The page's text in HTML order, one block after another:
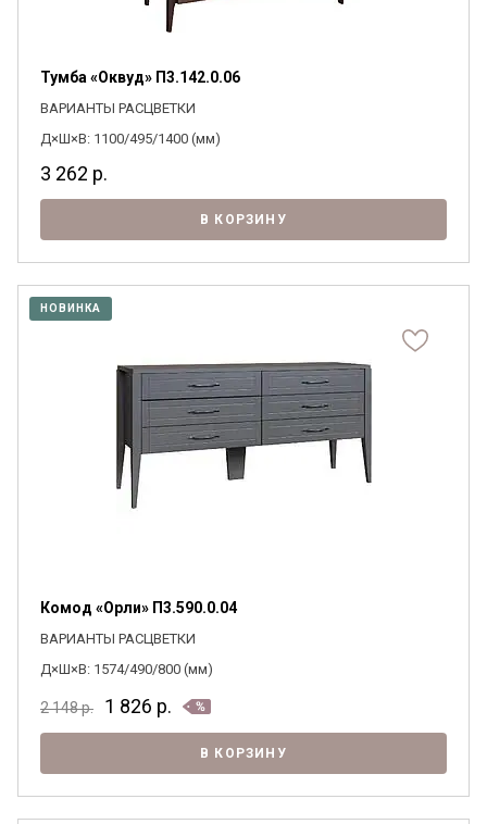
Тумба «Оквуд» П3.142.0.06
ВАРИАНТЫ РАСЦВЕТКИ
Д×Ш×В: 1100/495/1400 (мм)
3 262 р.
В КОРЗИНУ
НОВИНКА
Комод «Орли» П3.590.0.04
ВАРИАНТЫ РАСЦВЕТКИ
Д×Ш×В: 1574/490/800 (мм)
2 148р. 1 826 р.
В КОРЗИНУ